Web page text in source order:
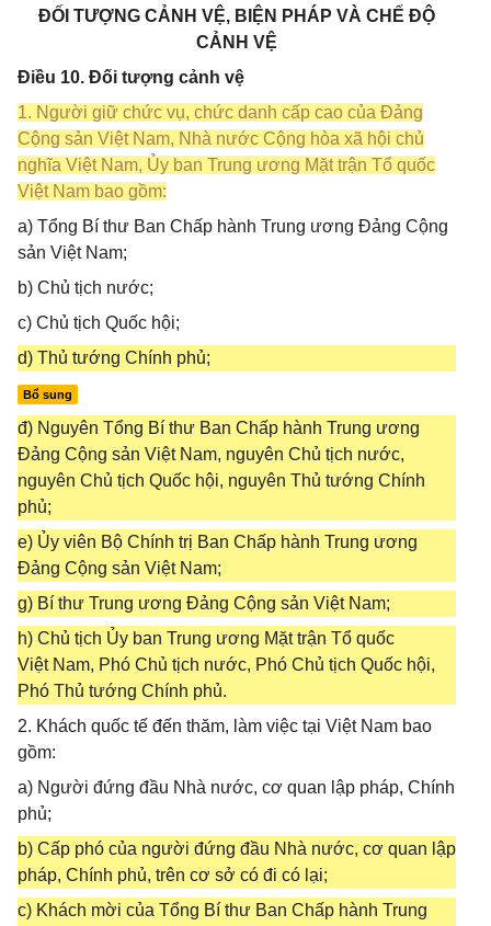
ĐỐI TƯỢNG CẢNH VỆ, BIỆN PHÁP VÀ CHẾ ĐỘ
CẢNH VỆ
Điều 10. Đối tượng cảnh vệ
1. Người giữ chức vụ, chức danh cấp cao của Đảng
Cộng sản Việt Nam, Nhà nước Cộng hòa xã hội chủ
nghĩa Việt Nam, Ủy ban Trung ương Mặt trận Tổ quốc
Việt Nam bao gồm:
a) Tổng Bí thư Ban Chấp hành Trung ương Đảng Cộng
sản Việt Nam;
b) Chủ tịch nước;
c) Chủ tịch Quốc hội;
d) Thủ tướng Chính phủ;
Bổ sung
đ) Nguyên Tổng Bí thư Ban Chấp hành Trung ương
Đảng Cộng sản Việt Nam, nguyên Chủ tịch nước,
nguyên Chủ tịch Quốc hội, nguyên Thủ tướng Chính
phủ;
e) Ủy viên Bộ Chính trị Ban Chấp hành Trung ương
Đảng Cộng sản Việt Nam;
g) Bí thư Trung ương Đảng Cộng sản Việt Nam;
h) Chủ tịch Ủy ban Trung ương Mặt trận Tổ quốc
Việt Nam, Phó Chủ tịch nước, Phó Chủ tịch Quốc hội,
Phó Thủ tướng Chính phủ.
2. Khách quốc tế đến thăm, làm việc tại Việt Nam bao
gồm:
a) Người đứng đầu Nhà nước, cơ quan lập pháp, Chính
phủ;
b) Cấp phó của người đứng đầu Nhà nước, cơ quan lập
pháp, Chính phủ, trên cơ sở có đi có lại;
c) Khách mời của Tổng Bí thư Ban Chấp hành Trung